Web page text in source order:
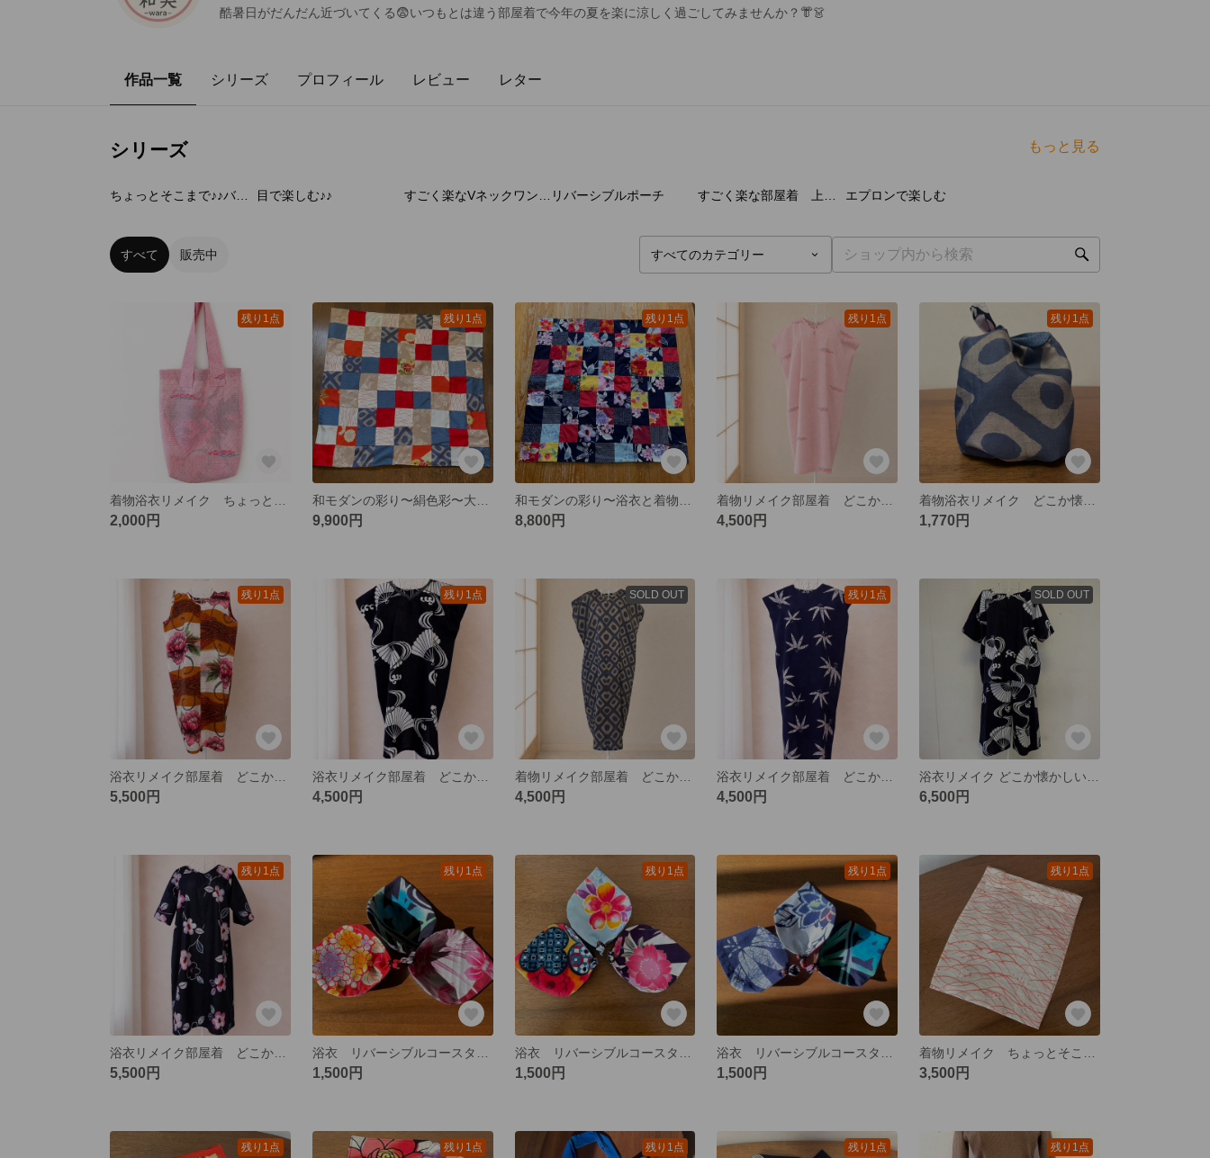
酷暑日がだんだん近づいてくる😨いつもとは違う部屋着で今年の夏を楽に涼しく過ごしてみませんか？👘👗
作品一覧 シリーズ プロフィール レビュー レター
シリーズ もっと見る
目で楽しむ♪♪ リバーシブルポーチ エプロンで楽しむ
すべて 販売中
残り1点
2,000円
残り1点
9,900円
残り1点
8,800円
残り1点
4,500円
残り1点
1,770円
残り1点
5,500円
残り1点
浴衣リメイク部屋着 どこか懐かしい色柄のVネックワンピース
4,500円
SOLD OUT
着物リメイク部屋着 どこか懐かしい色柄のVネックワンピース
4,500円
残り1点
4,500円
SOLD OUT
6,500円
残り1点
5,500円
残り1点
1,500円
残り1点
1,500円
残り1点
1,500円
残り1点
3,500円
残り1点 残り1点 残り1点 残り1点 残り1点